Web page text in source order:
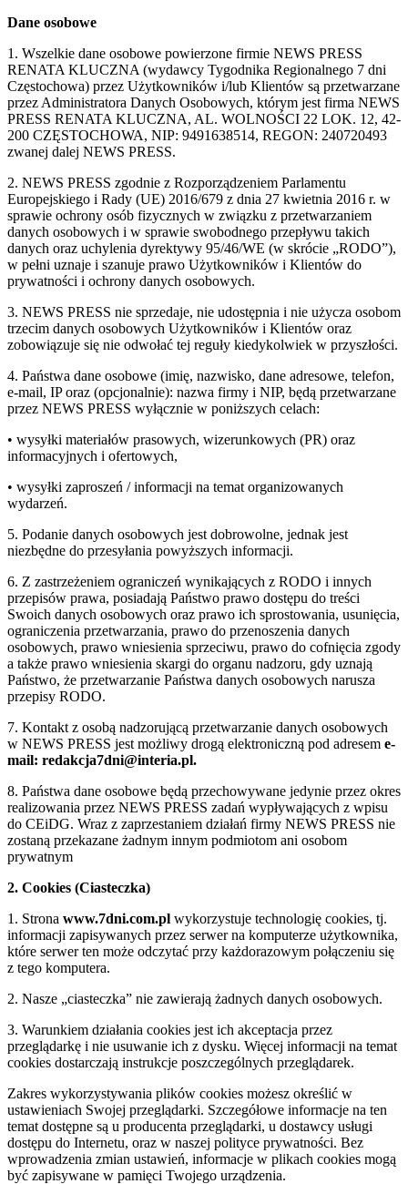
Dane osobowe
1. Wszelkie dane osobowe powierzone firmie NEWS PRESS
RENATA KLUCZNA (wydawcy Tygodnika Regionalnego 7 dni
Częstochowa) przez Użytkowników i/lub Klientów są przetwarzane
przez Administratora Danych Osobowych, którym jest firma NEWS
PRESS RENATA KLUCZNA, AL. WOLNOŚCI 22 LOK. 12, 42-
200 CZĘSTOCHOWA, NIP: 9491638514, REGON: 240720493
zwanej dalej NEWS PRESS.
2. NEWS PRESS zgodnie z Rozporządzeniem Parlamentu
Europejskiego i Rady (UE) 2016/679 z dnia 27 kwietnia 2016 r. w
sprawie ochrony osób fizycznych w związku z przetwarzaniem
danych osobowych i w sprawie swobodnego przepływu takich
danych oraz uchylenia dyrektywy 95/46/WE (w skrócie „RODO”),
w pełni uznaje i szanuje prawo Użytkowników i Klientów do
prywatności i ochrony danych osobowych.
3. NEWS PRESS nie sprzedaje, nie udostępnia i nie użycza osobom
trzecim danych osobowych Użytkowników i Klientów oraz
zobowiązuje się nie odwołać tej reguły kiedykolwiek w przyszłości.
4. Państwa dane osobowe (imię, nazwisko, dane adresowe, telefon,
e-mail, IP oraz (opcjonalnie): nazwa firmy i NIP, będą przetwarzane
przez NEWS PRESS wyłącznie w poniższych celach:
• wysyłki materiałów prasowych, wizerunkowych (PR) oraz
informacyjnych i ofertowych,
• wysyłki zaproszeń / informacji na temat organizowanych
wydarzeń.
5. Podanie danych osobowych jest dobrowolne, jednak jest
niezbędne do przesyłania powyższych informacji.
6. Z zastrzeżeniem ograniczeń wynikających z RODO i innych
przepisów prawa, posiadają Państwo prawo dostępu do treści
Swoich danych osobowych oraz prawo ich sprostowania, usunięcia,
ograniczenia przetwarzania, prawo do przenoszenia danych
osobowych, prawo wniesienia sprzeciwu, prawo do cofnięcia zgody
a także prawo wniesienia skargi do organu nadzoru, gdy uznają
Państwo, że przetwarzanie Państwa danych osobowych narusza
przepisy RODO.
7. Kontakt z osobą nadzorującą przetwarzanie danych osobowych
w NEWS PRESS jest możliwy drogą elektroniczną pod adresem e-
mail: redakcja7dni@interia.pl.
8. Państwa dane osobowe będą przechowywane jedynie przez okres
realizowania przez NEWS PRESS zadań wypływających z wpisu
do CEiDG. Wraz z zaprzestaniem działań firmy NEWS PRESS nie
zostaną przekazane żadnym innym podmiotom ani osobom
prywatnym
2. Cookies (Ciasteczka)
1. Strona www.7dni.com.pl wykorzystuje technologię cookies, tj.
informacji zapisywanych przez serwer na komputerze użytkownika,
które serwer ten może odczytać przy każdorazowym połączeniu się
z tego komputera.
2. Nasze „ciasteczka” nie zawierają żadnych danych osobowych.
3. Warunkiem działania cookies jest ich akceptacja przez
przeglądarkę i nie usuwanie ich z dysku. Więcej informacji na temat
cookies dostarczają instrukcje poszczególnych przeglądarek.
Zakres wykorzystywania plików cookies możesz określić w
ustawieniach Swojej przeglądarki. Szczegółowe informacje na ten
temat dostępne są u producenta przeglądarki, u dostawcy usługi
dostępu do Internetu, oraz w naszej polityce prywatności. Bez
wprowadzenia zmian ustawień, informacje w plikach cookies mogą
być zapisywane w pamięci Twojego urządzenia.